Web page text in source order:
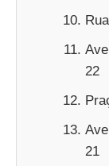
22
21